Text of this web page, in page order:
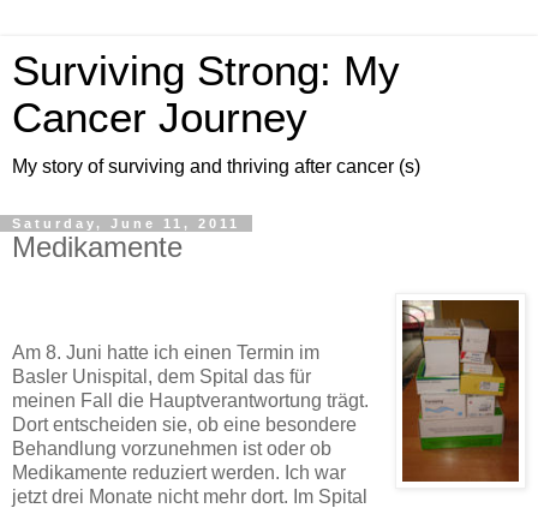
Surviving Strong: My
Cancer Journey
My story of surviving and thriving after cancer (s)
Saturday, June 11, 2011
Medikamente
Am 8. Juni hatte ich einen Termin im
Basler Unispital, dem Spital das für
meinen Fall die Hauptverantwortung trägt.
Dort entscheiden sie, ob eine besondere
Behandlung vorzunehmen ist oder ob
Medikamente reduziert werden. Ich war
jetzt drei Monate nicht mehr dort. Im Spital